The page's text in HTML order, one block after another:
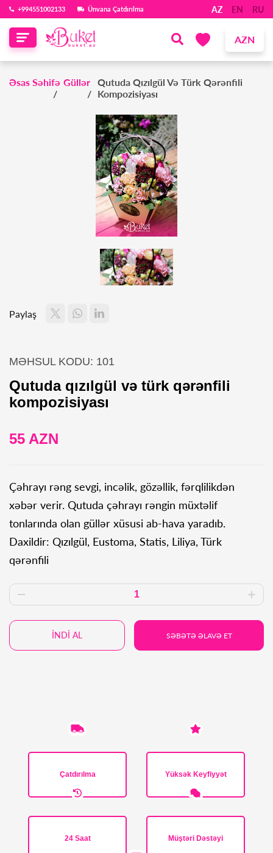
‪+994551002133‬ Ünvana Çatdırılma AZ EN RU
AZN
Əsas Səhifə Güllər
Qutuda Qızılgül Və Türk Qərənfili
Kompozisiyası
Paylaş
MƏHSUL KODU: 101
Qutuda qızılgül və türk qərənfili
kompozisiyası
55 AZN
Çəhrayı rəng sevgi, incəlik, gözəllik, fərqlilikdən
xəbər verir. Qutuda çəhrayı rəngin müxtəlif
tonlarında olan güllər xüsusi ab-hava yaradıb.
Daxildir: Qızılgül, Eustoma, Statis, Liliya, Türk
qərənfili
İNDİ AL SƏBƏTƏ ƏLAVƏ ET
Çatdırılma Yüksək Keyfiyyət
24 Saat Müştəri Dəstəyi